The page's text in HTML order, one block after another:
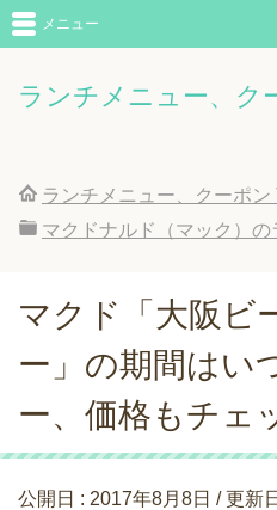
ランチメニュー、ク
メニュー
ランチメニュー、クーポン
マクドナルド（マック）の
マクド「大阪ビ
ー」の期間はい
ー、価格もチェ
公開日 : 2017年8月8日 / 更新